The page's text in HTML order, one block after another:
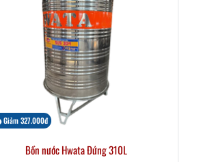
Giảm 327.000đ
Bồn nước Hwata Đứng 310L